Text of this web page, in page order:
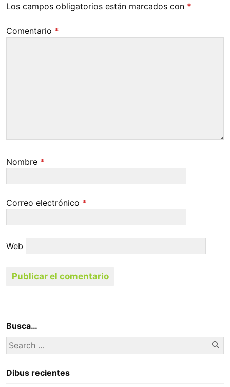
Los campos obligatorios están marcados con *
Comentario *
Nombre *
Correo electrónico *
Web
Busca…
Search
for:
Dibus recientes